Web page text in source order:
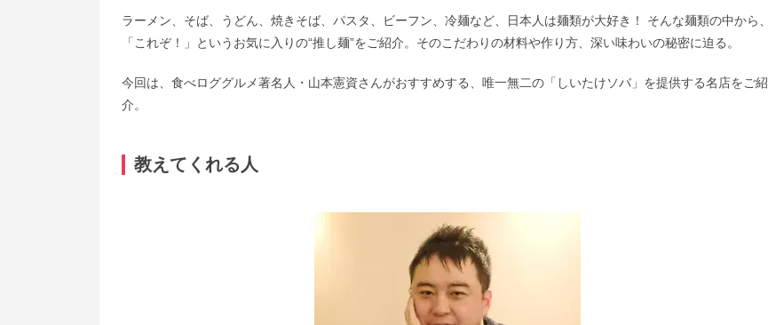
ラーメン、そば、うどん、焼きそば、パスタ、ビーフン、冷麺など、日本人は麺類が大好き！ そんな麺類の中から、
「これぞ！」というお気に入りの“推し麺”をご紹介。そのこだわりの材料や作り方、深い味わいの秘密に迫る。
今回は、食べロググルメ著名人・山本憲資さんがおすすめする、唯一無二の「しいたけソバ」を提供する名店をご紹
介。
教えてくれる人